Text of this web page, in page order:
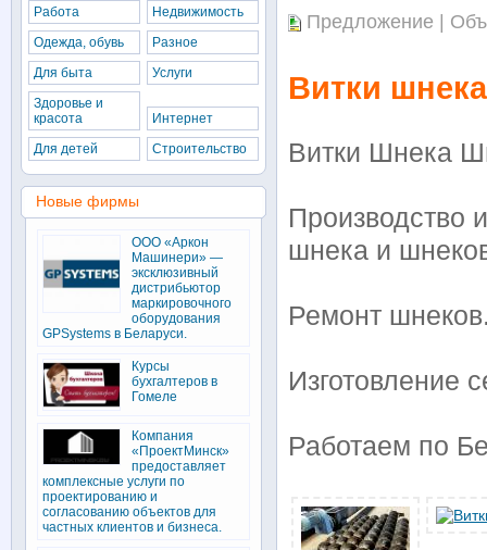
Предложение |
Витки
Витки Шнека
Производство
шнека и
Ремонт
Изготовление
Работаем по
Работа
Недвижимость
Одежда, обувь
Разное
Для быта
Услуги
Здоровье и
красота
Интернет
Для детей
Строительство
Новые фирмы
ООО «Аркон
Машинери» —
эксклюзивный
дистрибьютор
маркировочного
оборудования
GPSystems в Беларуси.
Курсы
бухгалтеров в
Гомеле
Компания
«ПроектМинск»
предоставляет
комплексные услуги по
проектированию и
согласованию объектов для
частных клиентов и бизнеса.